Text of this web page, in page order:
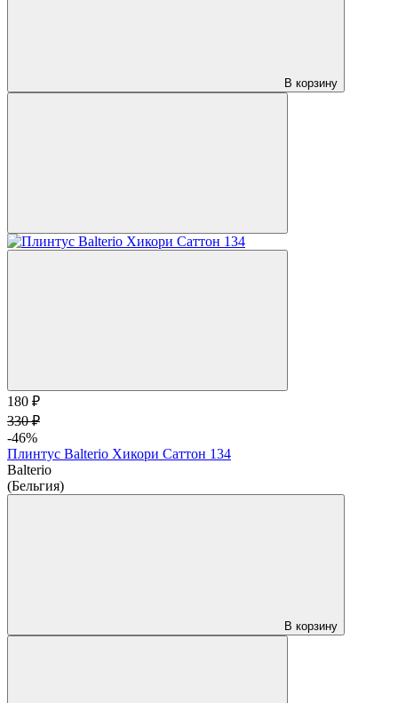
В корзину
180 ₽
330 ₽
-46%
Плинтус Balterio Хикори Саттон 134
Balterio
(Бельгия)
В корзину